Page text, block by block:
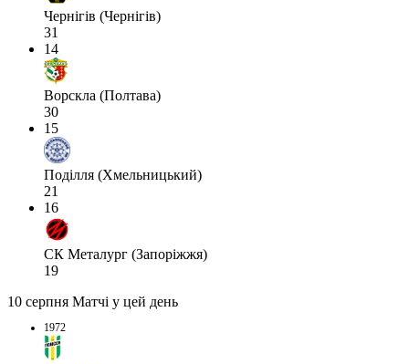
Чернігів (Чернігів)
31
14
Ворскла (Полтава)
30
15
Поділля (Хмельницький)
21
16
СК Металург (Запоріжжя)
19
10 серпня Матчі у цей день
1972